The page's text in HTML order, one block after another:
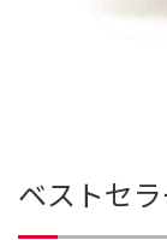
ベストセ